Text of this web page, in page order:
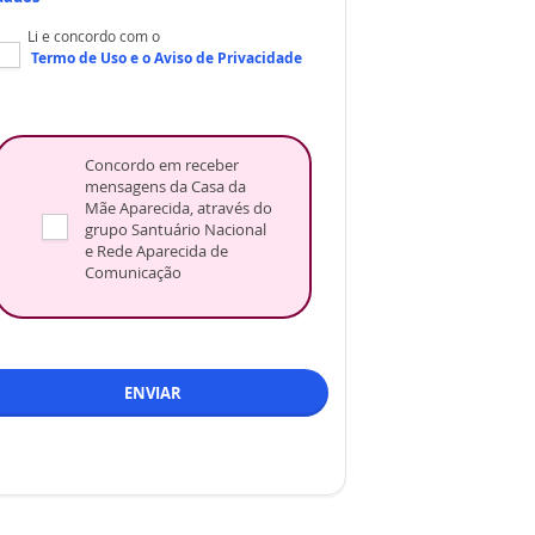
Li e concordo com o
Termo de Usoe oAviso de Privacidade
Concordo em receber
mensagens da Casa da
Mãe Aparecida, através do
grupo Santuário Nacional
e Rede Aparecida de
Comunicação
ENVIAR